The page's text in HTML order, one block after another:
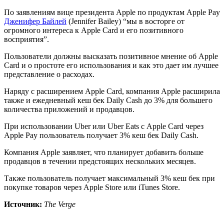
По заявлениям вице президента Apple по продуктам Apple Pay
Дженифер Байлей (Jennifer Bailey) “мы в восторге от
огромного интереса к Apple Card и его позитивного
восприятия”.
Пользователи должны высказать позитивное мнение об Apple
Card и о простоте его использования и как это дает им лучшее
представление о расходах.
Наряду с расширением Apple Card, компания Apple расширила
также и ежедневный кеш бек Daily Cash до 3% для большего
количества приложений и продавцов.
При использовании Uber или Uber Eats с Apple Card через
Apple Pay пользователь получает 3% кеш бек Daily Cash.
Компания Apple заявляет, что планирует добавить больше
продавцов в течении предстоящих нескольких месяцев.
Также пользователь получает максимальный 3% кеш бек при
покупке товаров через Apple Store или iTunes Store.
Источник: The Verge